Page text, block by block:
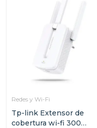
Redes y Wi-Fi
Tp-link Extensor de
cobertura wi-fi 300